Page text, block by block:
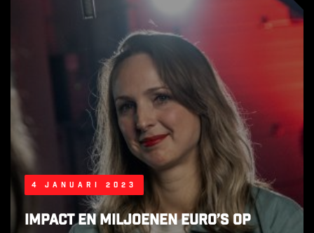
4 januari 2023
Impact en miljoenen euro’s op